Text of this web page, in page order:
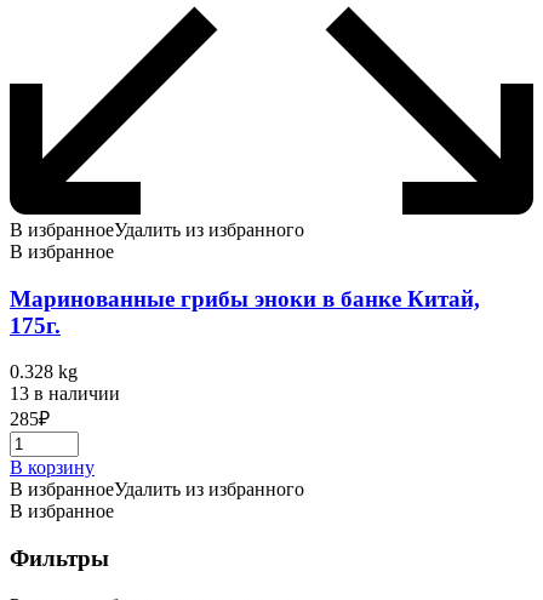
В избранноеУдалить из избранного
В избранное
Маринованные грибы эноки в банке Китай,
175г.
0.328 kg
13 в наличии
285₽
В корзину
В избранноеУдалить из избранного
В избранное
Фильтры